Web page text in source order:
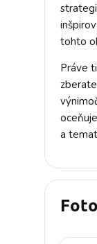
tohto
Práve
a